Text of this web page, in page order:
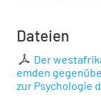
Dateien
Der
emden
zur Psychologie